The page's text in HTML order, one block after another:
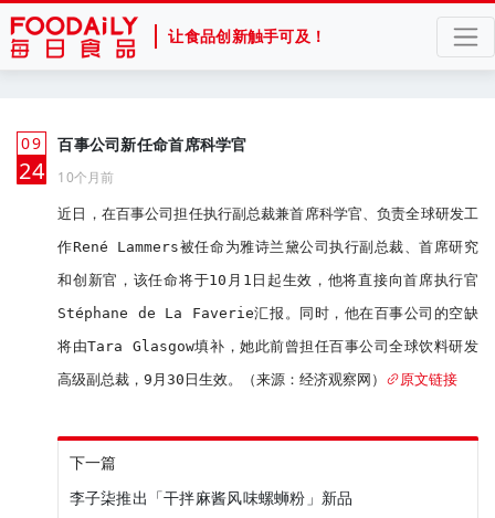
让食品创新触手可及！
09
月
24
百事公司新任命首席科学官
10个月前
近日，在百事公司担任执行副总裁兼首席科学官、负责全球研发工
作René Lammers被任命为雅诗兰黛公司执行副总裁、首席研究
和创新官，该任命将于10月1日起生效，他将直接向首席执行官
Stéphane de La Faverie汇报。同时，他在百事公司的空缺
将由Tara Glasgow填补，她此前曾担任百事公司全球饮料研发
高级副总裁，9月30日生效。（来源：经济观察网）
原文链接
下一篇
李子柒推出「干拌麻酱风味螺蛳粉」新品